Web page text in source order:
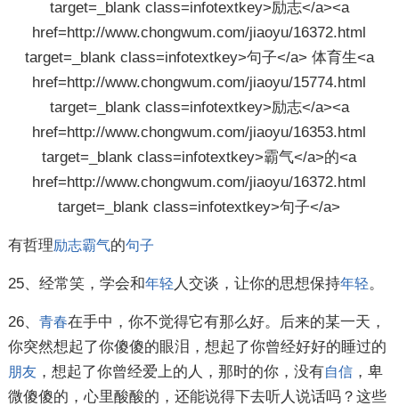
有哲理励志霸气的句子
25、经常笑，学会和年轻 人交谈，让你的思想保持年轻。
26、 青春在手中，你不觉得它有那么好。后来的某一天，
你突然想起了你傻傻的眼泪，想起了你曾经好好的睡过的
朋友，想起了你曾经爱上的人，那时的你，没有自信，卑
微傻傻的，心里酸酸的，还能说得下去听人说话吗？这些